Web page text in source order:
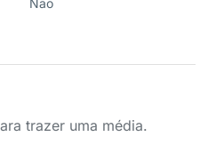
trazer uma média.